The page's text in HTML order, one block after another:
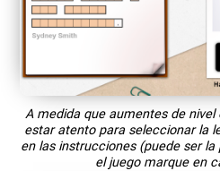
A medida que aumentes de nivel
estar atento para seleccionar la
en las instrucciones (puede ser
el juego marque en